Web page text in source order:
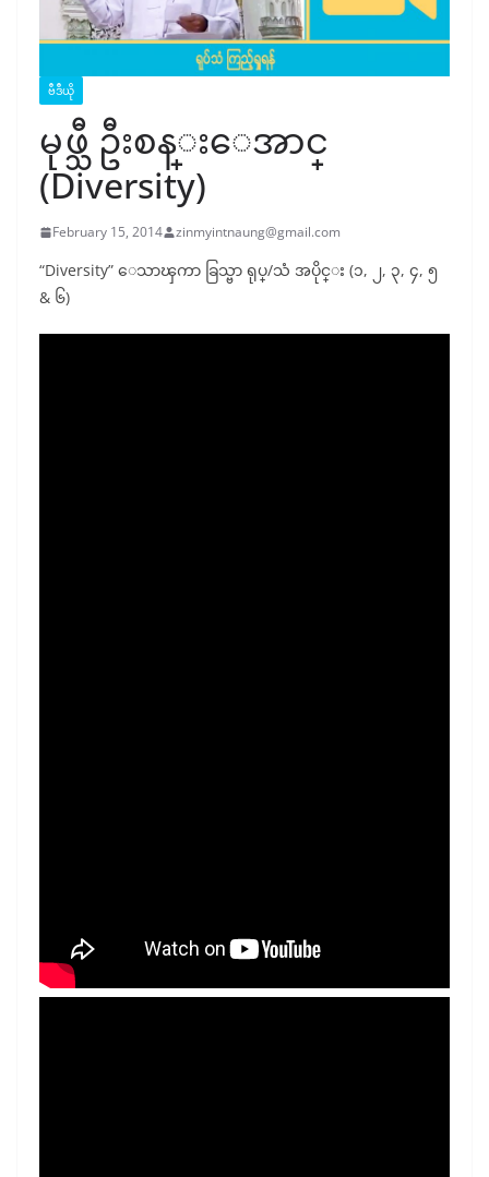
ဗီဒီယို
မုဖ္သီ ဦးစန္းေအာင္
(Diversity)
February 15, 2014 zinmyintnaung@gmail.com
“Diversity” ေသာၾကာ ခြသ္ဗာ ရုပ္/သံ အပိုင္း (၁, ၂, ၃, ၄, ၅
& ၆)